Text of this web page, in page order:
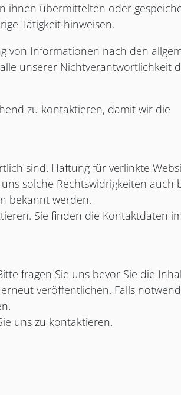
ihnen übermittelten oder
Tätigkeit hinweisen.
von Informationen nach den
unserer Nichtverantwortlichkeit
zu kontaktieren, damit wir die
sind. Haftung für verlinkte
solche Rechtswidrigkeiten auch
bekannt werden.
Sie finden die Kontaktdaten
fragen Sie uns bevor Sie die
veröffentlichen. Falls
uns zu kontaktieren.